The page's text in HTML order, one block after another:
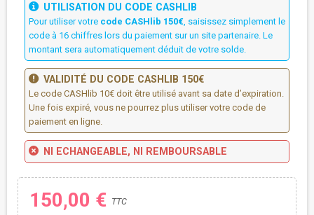
UTILISATION DU CODE CASHLIB
Pour utiliser votre code CASHlib 150€ , saisissez simplement le
code à 16 chiffres lors du paiement sur un site partenaire. Le
montant sera automatiquement déduit de votre solde.
VALIDITÉ DU CODE CASHLIB 150€
Le code CASHlib 10€ doit être utilisé avant sa date d’expiration.
Une fois expiré, vous ne pourrez plus utiliser votre code de
paiement en ligne.
NI ECHANGEABLE, NI REMBOURSABLE
150,00 € TTC